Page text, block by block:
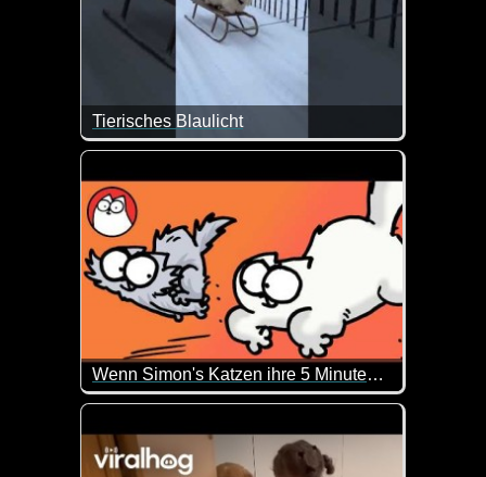
Tierisches Blaulicht
Da hat jemand zurecht das Blaulicht auf dem
Wenn Simon's Katzen ihre 5 Minuten haben
Er hat es wirklich nicht leicht. Zumal es jetzt ja